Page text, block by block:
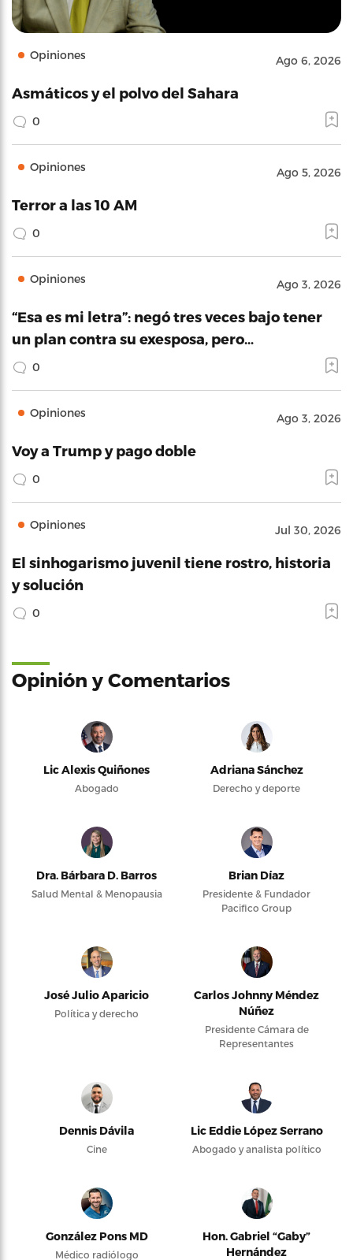
Opiniones Ago 6, 2026
Asmáticos y el polvo del Sahara
0
Opiniones Ago 5, 2026
Terror a las 10 AM
0
Opiniones Ago 3, 2026
“Esa es mi letra”: negó tres veces bajo tener
un plan contra su exesposa, pero…
0
Opiniones Ago 3, 2026
Voy a Trump y pago doble
0
Opiniones Jul 30, 2026
El sinhogarismo juvenil tiene rostro, historia
y solución
0
Opinión y Comentarios
Lic Alexis Quiñones
Abogado
Adriana Sánchez
Derecho y deporte
Dra. Bárbara D. Barros
Salud Mental & Menopausia
Brian Díaz
Presidente & Fundador
Pacifico Group
José Julio Aparicio
Política y derecho
Carlos Johnny Méndez
Núñez
Presidente Cámara de
Representantes
Dennis Dávila
Cine
Lic Eddie López Serrano
Abogado y analista político
González Pons MD
Médico radiólogo
Hon. Gabriel “Gaby”
Hernández